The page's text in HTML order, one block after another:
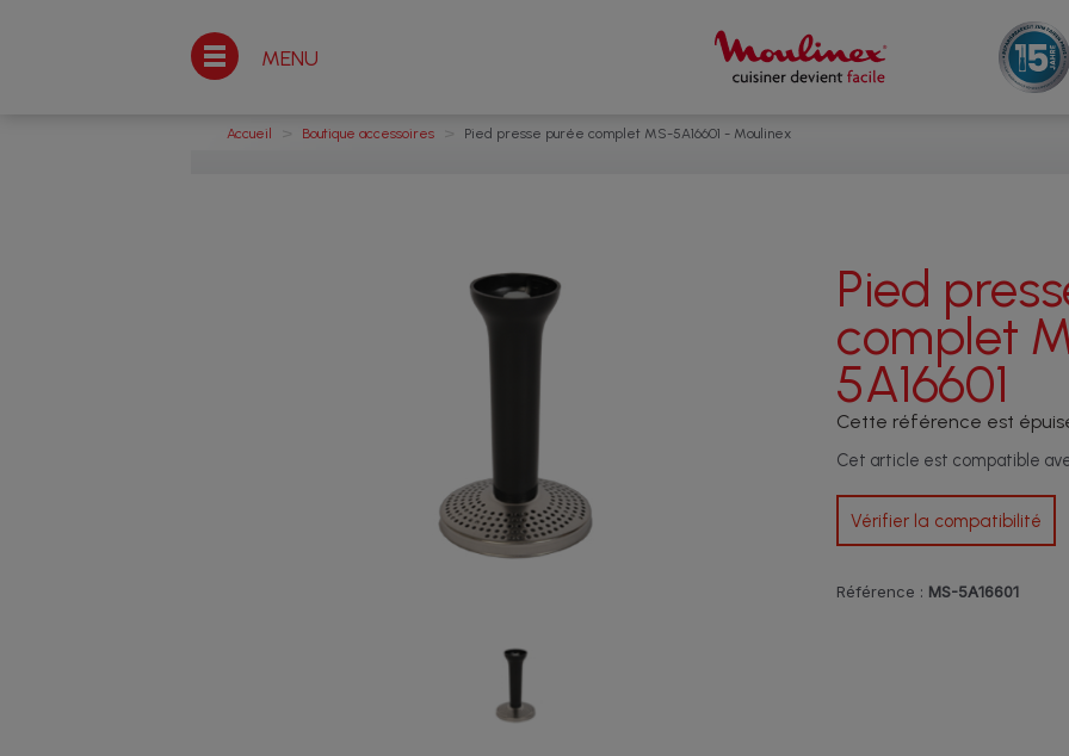
MENU
Accueil > Boutique accessoires Pied presse purée complet MS-5A16601 - Moulinex
Pied
complet
5A16601
Cette référence est
Cet article est compatible
Vérifier la compatibilité
Référence : MS-5A16601